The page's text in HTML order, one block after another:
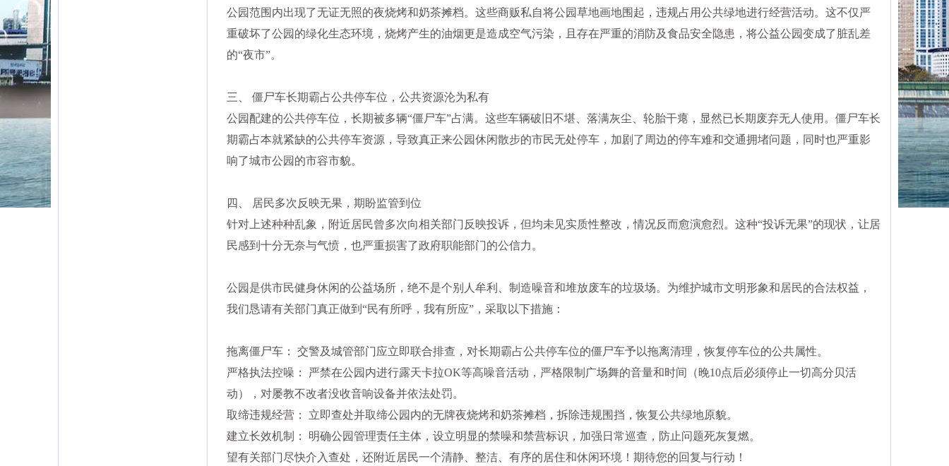
公园范围内出现了无证无照的夜烧烤和奶茶摊档。这些商贩私自将公园草地画地围起，违规占用公共绿地进行经营活动。这不仅严
重破坏了公园的绿化生态环境，烧烤产生的油烟更是造成空气污染，且存在严重的消防及食品安全隐患，将公益公园变成了脏乱差
的“夜市”。
三、 僵尸车长期霸占公共停车位，公共资源沦为私有
公园配建的公共停车位，长期被多辆“僵尸车”占满。这些车辆破旧不堪、落满灰尘、轮胎干瘪，显然已长期废弃无人使用。僵尸车长
期霸占本就紧缺的公共停车资源，导致真正来公园休闲散步的市民无处停车，加剧了周边的停车难和交通拥堵问题，同时也严重影
响了城市公园的市容市貌。
四、 居民多次反映无果，期盼监管到位
针对上述种种乱象，附近居民曾多次向相关部门反映投诉，但均未见实质性整改，情况反而愈演愈烈。这种“投诉无果”的现状，让居
民感到十分无奈与气愤，也严重损害了政府职能部门的公信力。
公园是供市民健身休闲的公益场所，绝不是个别人牟利、制造噪音和堆放废车的垃圾场。为维护城市文明形象和居民的合法权益，
我们恳请有关部门真正做到“民有所呼，我有所应”，采取以下措施：
拖离僵尸车： 交警及城管部门应立即联合排查，对长期霸占公共停车位的僵尸车予以拖离清理，恢复停车位的公共属性。
严格执法控噪： 严禁在公园内进行露天卡拉OK等高噪音活动，严格限制广场舞的音量和时间（晚10点后必须停止一切高分贝活
动），对屡教不改者没收音响设备并依法处罚。
取缔违规经营： 立即查处并取缔公园内的无牌夜烧烤和奶茶摊档，拆除违规围挡，恢复公共绿地原貌。
建立长效机制： 明确公园管理责任主体，设立明显的禁噪和禁营标识，加强日常巡查，防止问题死灰复燃。
望有关部门尽快介入查处，还附近居民一个清静、整洁、有序的居住和休闲环境！期待您的回复与行动！